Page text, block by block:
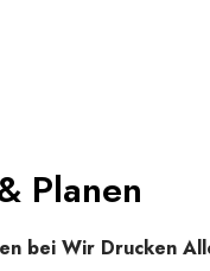
Planen
bei Wir Drucken